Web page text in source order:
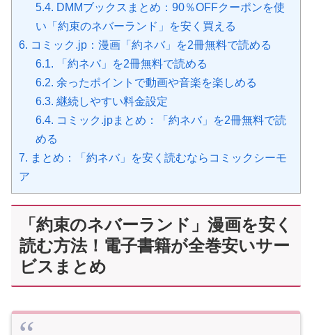
5.4. DMMブックスまとめ：90％OFFクーポンを使
い「約束のネバーランド」を安く買える
6. コミック.jp：漫画「約ネバ」を2冊無料で読める
6.1. 「約ネバ」を2冊無料で読める
6.2. 余ったポイントで動画や音楽を楽しめる
6.3. 継続しやすい料金設定
6.4. コミック.jpまとめ：「約ネバ」を2冊無料で読
める
7. まとめ：「約ネバ」を安く読むならコミックシーモ
ア
「約束のネバーランド」漫画を安く
読む方法！電子書籍が全巻安いサー
ビスまとめ